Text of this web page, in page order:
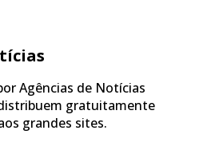
Agências de Notícias
gratuitamente
grandes sites.